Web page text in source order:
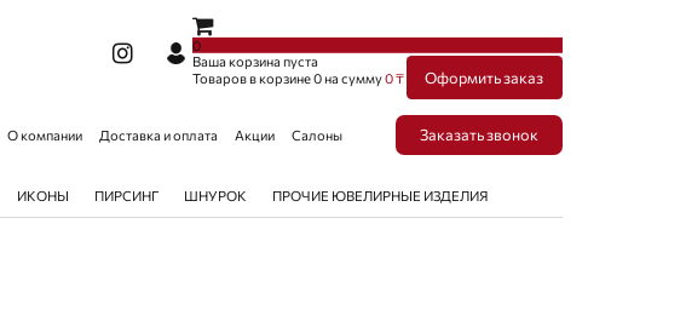
0
Ваша корзина пуста
Товаров в корзине0на сумму0 ₸ Оформить заказ
О компании Доставка и оплата Акции Салоны Заказать звонок
ИКОНЫ ПИРСИНГ ШНУРОК ПРОЧИЕ ЮВЕЛИРНЫЕ ИЗДЕЛИЯ